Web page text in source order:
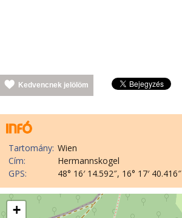
Kedvencnek jelölöm
Tartomány: Wien
Cím:
Hermannskogel
GPS:
48° 16′ 14.592″, 16° 17′ 40.416″
+